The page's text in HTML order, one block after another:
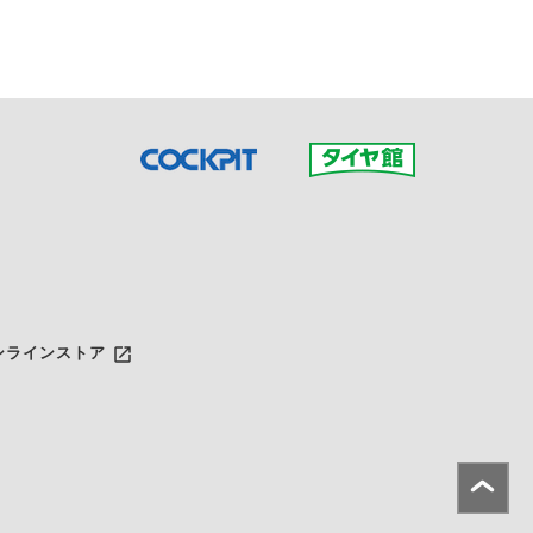
ラインストア launch